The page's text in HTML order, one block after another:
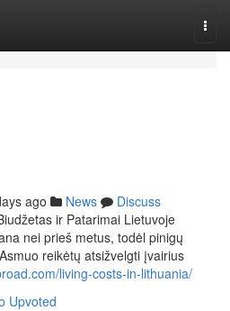
ago News
Discuss
ir Patarimai Lietuvoje
nei prieš metus, todėl pinigų
reikėtų atsižvelgti įvairius
living-costs-in-lithuania/
Upvoted